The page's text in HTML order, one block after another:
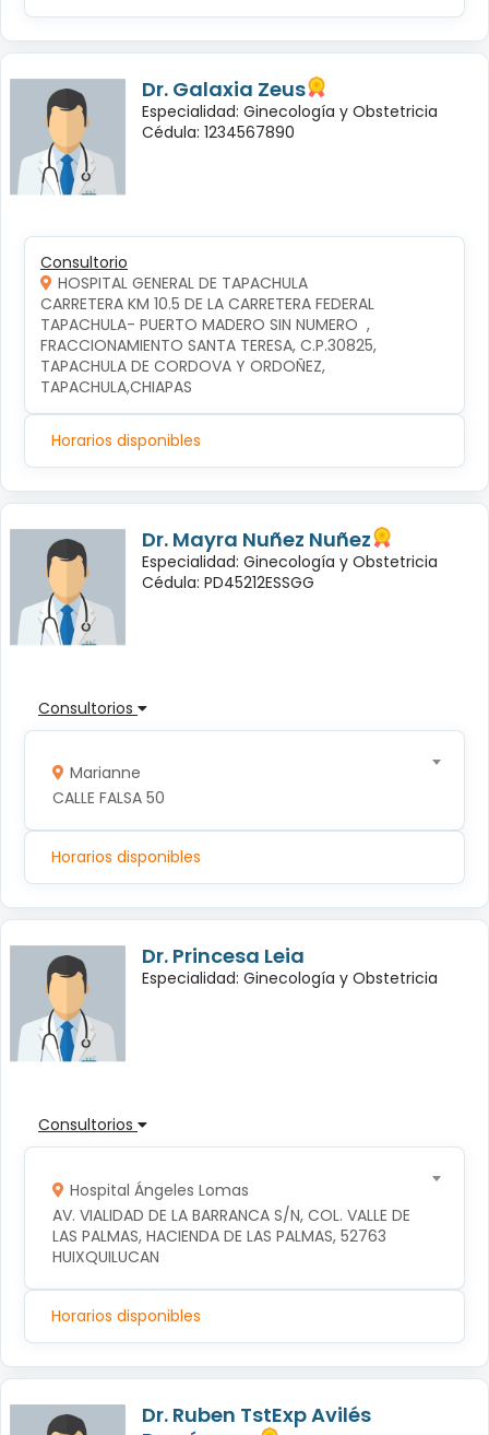
Dr. Galaxia Zeus
Especialidad: Ginecología y Obstetricia
Cédula: 1234567890
Consultorio
HOSPITAL GENERAL DE TAPACHULA
CARRETERA KM 10.5 DE LA CARRETERA FEDERAL
TAPACHULA- PUERTO MADERO SIN NUMERO  ,
FRACCIONAMIENTO SANTA TERESA, C.P.30825,
TAPACHULA DE CORDOVA Y ORDOÑEZ,
TAPACHULA,CHIAPAS
Horarios disponibles
Dr. Mayra Nuñez Nuñez
Especialidad: Ginecología y Obstetricia
Cédula: PD45212ESSGG
Consultorios
Marianne
CALLE FALSA 50
Horarios disponibles
Dr. Princesa Leia
Especialidad: Ginecología y Obstetricia
Consultorios
Hospital Ángeles Lomas
AV. VIALIDAD DE LA BARRANCA S/N, COL. VALLE DE
LAS PALMAS, HACIENDA DE LAS PALMAS, 52763
HUIXQUILUCAN
Horarios disponibles
Dr. Ruben TstExp Avilés